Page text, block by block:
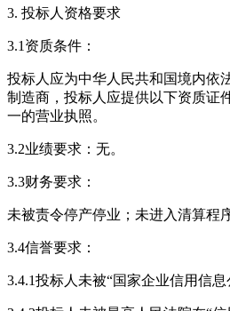
3. 投标人资格要求
3.1资质条件：
投标人应为中华人民共和国境内依
制造商，投标人应提供以下资质证
一的营业执照。
3.2业绩要求：无。
3.3财务要求：
未被责令停产停业；未进入清算程
3.4信誉要求：
3.4.1投标人未被“国家企业信用信